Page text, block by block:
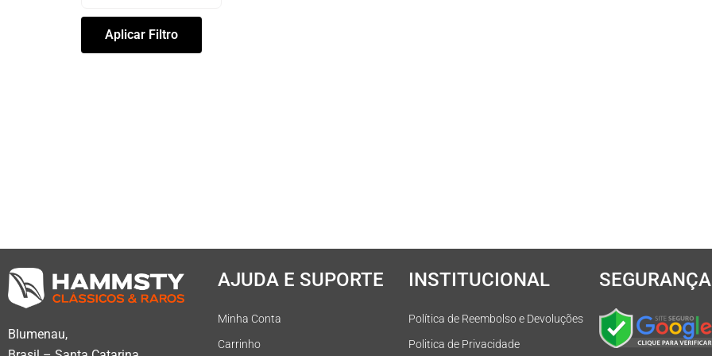
Aplicar Filtro
Blumenau,
AJUDA E SUPORTE
Minha Conta
Carrinho
INSTITUCIONAL
Política de Reembolso e Devoluções
Politica de Privacidade
SEGURANÇA